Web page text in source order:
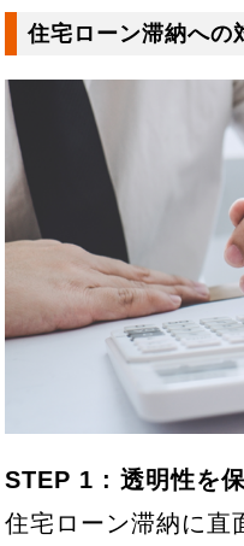
住宅ローン滞納への
STEP 1 : 透明性を
住宅ローン滞納に直